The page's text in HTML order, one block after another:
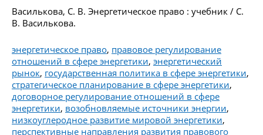
Василькова, С. В. Энергетическое право : учебник / С.
В. Василькова.
энергетическое право, правовое регулирование
отношений в сфере энергетики, энергетический
рынок, государственная политика в сфере энергетики,
стратегическое планирование в сфере энергетики,
договорное регулирование отношений в сфере
энергетики, возобновляемые источники энергии,
низкоуглеродное развитие мировой энергетики,
перспективные направления развития правового